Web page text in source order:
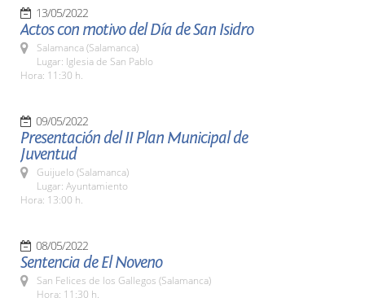
13/05/2022
Actos con motivo del Día de San Isidro
Salamanca (Salamanca)
Lugar: Iglesia de San Pablo
Hora: 11:30 h.
09/05/2022
Presentación del II Plan Municipal de
Juventud
Guijuelo (Salamanca)
Lugar: Ayuntamiento
Hora: 13:00 h.
08/05/2022
Sentencia de El Noveno
San Felices de los Gallegos (Salamanca)
Hora: 11:30 h.